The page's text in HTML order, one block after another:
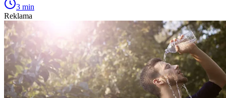
3 min
Reklama